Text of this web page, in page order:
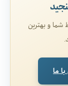
شما و بهترین
ما